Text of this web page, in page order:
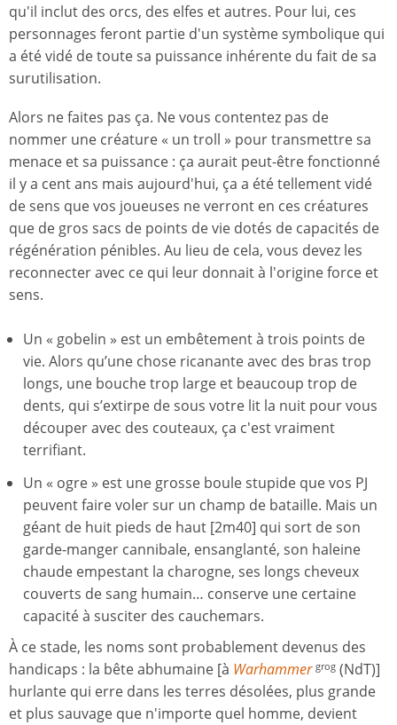
qu'il inclut des orcs, des elfes et autres. Pour lui, ces
personnages feront partie d'un système symbolique qui
a été vidé de toute sa puissance inhérente du fait de sa
surutilisation.
Alors ne faites pas ça. Ne vous contentez pas de
nommer une créature « un troll » pour transmettre sa
menace et sa puissance : ça aurait peut-être fonctionné
il y a cent ans mais aujourd'hui, ça a été tellement vidé
de sens que vos joueuses ne verront en ces créatures
que de gros sacs de points de vie dotés de capacités de
régénération pénibles. Au lieu de cela, vous devez les
reconnecter avec ce qui leur donnait à l'origine force et
sens.
Un « gobelin » est un embêtement à trois points de
vie. Alors qu’une chose ricanante avec des bras trop
longs, une bouche trop large et beaucoup trop de
dents, qui s’extirpe de sous votre lit la nuit pour vous
découper avec des couteaux, ça c'est vraiment
terrifiant.
Un « ogre » est une grosse boule stupide que vos PJ
peuvent faire voler sur un champ de bataille. Mais un
géant de huit pieds de haut [2m40] qui sort de son
garde-manger cannibale, ensanglanté, son haleine
chaude empestant la charogne, ses longs cheveux
couverts de sang humain… conserve une certaine
capacité à susciter des cauchemars.
À ce stade, les noms sont probablement devenus des
handicaps : la bête abhumaine [à Warhammer grog (NdT)]
hurlante qui erre dans les terres désolées, plus grande
et plus sauvage que n'importe quel homme, devient